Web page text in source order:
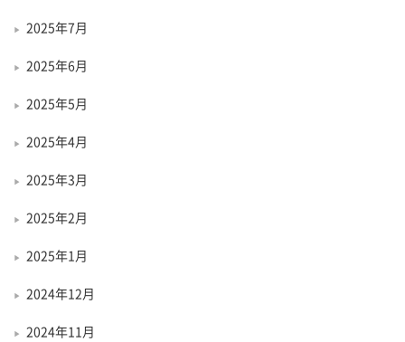
2025年7月
2025年6月
2025年5月
2025年4月
2025年3月
2025年2月
2025年1月
2024年12月
2024年11月